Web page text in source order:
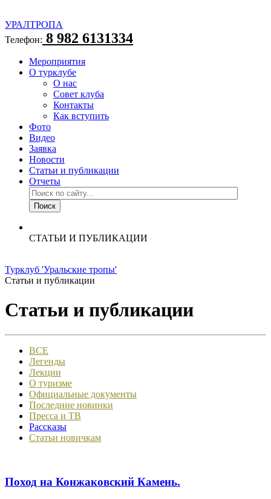
УРАЛТРОПА
Телефон: 8 982 6131334
Мероприятия
О турклубе
О нас
Совет клуба
Контакты
Как вступить
Фото
Видео
Заявка
Новости
Статьи и публикации
Отчеты
СТАТЬИ И ПУБЛИКАЦИИ
Турклуб 'Уральские тропы'
Статьи и публикации
Статьи и публикации
ВСЕ
Легенды
Лекции
О туризме
Официальные документы
Последние новинки
Пресса и ТВ
Рассказы
Статьи новичкам
Поход на Конжаковский Камень.